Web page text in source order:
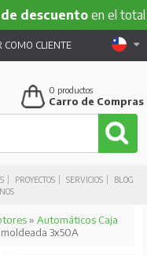
descuentoen el total
PROYECTOS SERVICIOS
BLOG
COMO CLIENTE
0 productos
Carro de Compras
» Automáticos Caja
3x50A